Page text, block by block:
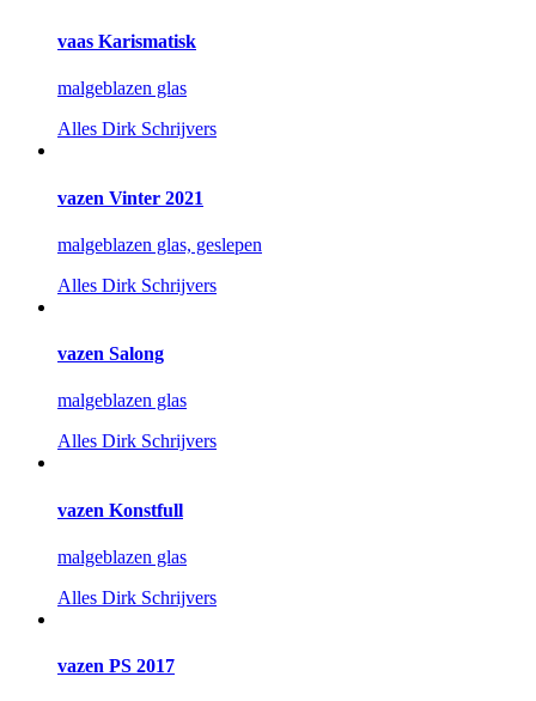
vaas Karismatisk
malgeblazen glas
Alles Dirk Schrijvers
vazen Vinter 2021
malgeblazen glas, geslepen
Alles Dirk Schrijvers
vazen Salong
malgeblazen glas
Alles Dirk Schrijvers
vazen Konstfull
malgeblazen glas
Alles Dirk Schrijvers
vazen PS 2017